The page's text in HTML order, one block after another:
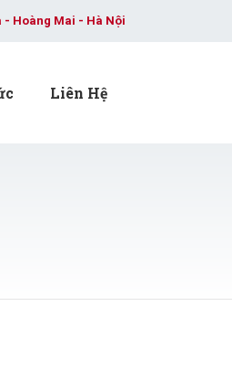
- Hoàng Mai - Hà Nội
Liên Hệ